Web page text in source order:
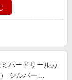
ハードリールカ
シルバー